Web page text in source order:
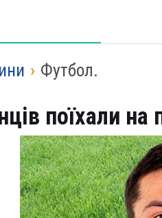
› Футбол.
поїхали на